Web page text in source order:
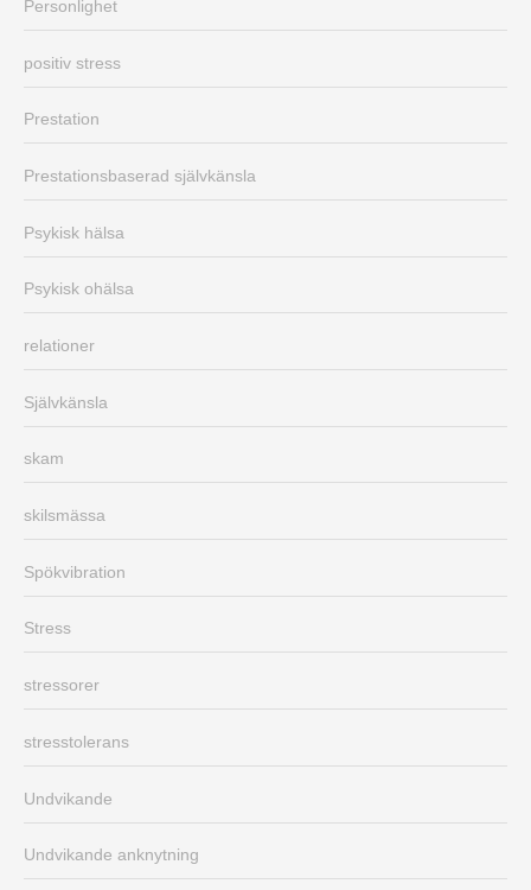
Personlighet
positiv stress
Prestation
Prestationsbaserad självkänsla
Psykisk hälsa
Psykisk ohälsa
relationer
Självkänsla
skam
skilsmässa
Spökvibration
Stress
stressorer
stresstolerans
Undvikande
Undvikande anknytning